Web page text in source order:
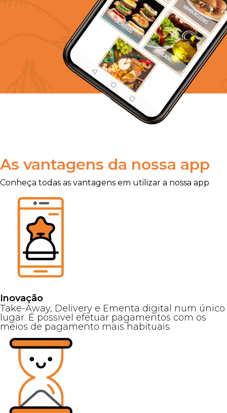
As vantagens da nossa app
Conheça todas as vantagens em utilizar a nossa app
Inovação
Take-Away, Delivery e Ementa digital num único
lugar. É possivel efetuar pagamentos com os
meios de pagamento mais habituais.